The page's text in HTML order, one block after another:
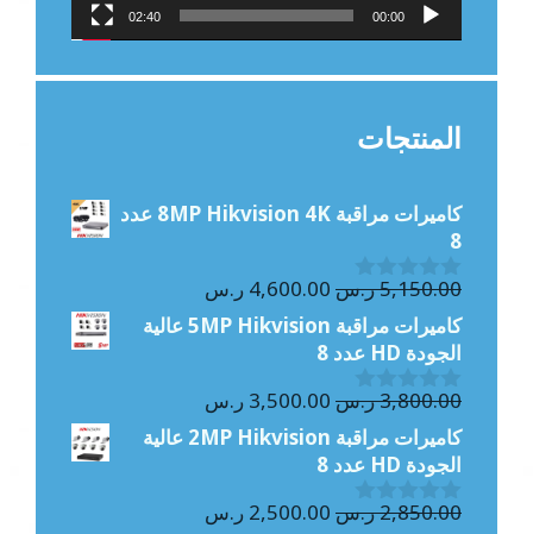
00:00
02:40
المنتجات
كاميرات مراقبة 8MP Hikvision 4K عدد
8
0
o
u
t
f
5,150.00ر.س السعر
الأصلي
هو:
5,150.00 ر.س.
4,600.00 ر.س
الحالي
هو:
كاميرات مراقبة 5MP Hikvision عالية
الجودة HD عدد 8
0
o
u
t
f
3,800.00ر.س السعر
الأصلي
هو:
3,800.00 ر.س.
3,500.00 ر.س
الحالي
هو:
كاميرات مراقبة 2MP Hikvision عالية
الجودة HD عدد 8
0
2,850.00ر.س السعر
2,500.00 ر.س